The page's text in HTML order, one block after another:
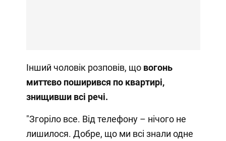
Інший чоловік розповів, щовогонь
миттєво поширився по квартирі,
знищивши всі речі.
"Згоріло все. Від телефону – нічого не
лишилося. Добре, що ми всі знали одне